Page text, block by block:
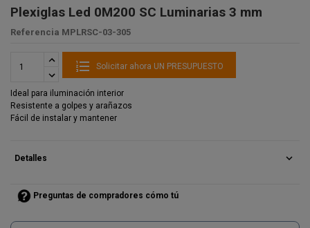
Plexiglas Led 0M200 SC Luminarias 3 mm
Referencia MPLRSC-03-305
Solicitar ahora UN PRESUPUESTO
Ideal para iluminación interior
Resistente a golpes y arañazos
Fácil de instalar y mantener
Detalles expand_more
Preguntas de compradores cómo tú